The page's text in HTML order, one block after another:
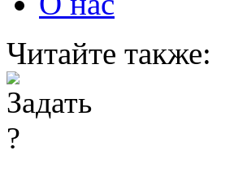
Читайте также: